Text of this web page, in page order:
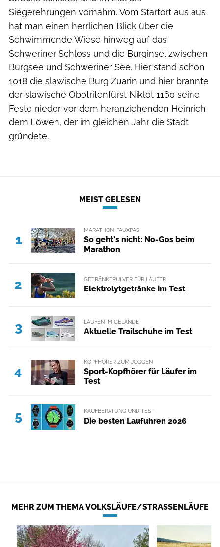
Siegerehrungen vornahm. Vom Startort aus aus
hat man einen herrlichen Blick über die
Schwimmende Wiese hinweg auf das
Schweriner Schloss und die Burginsel zwischen
Burgsee und Schweriner See. Hier stand schon
1018 die slawische Burg Zuarin und hier brannte
der slawische Obotritenfürst Niklot 1160 seine
Feste nieder vor dem heranziehenden Heinrich
dem Löwen, der im gleichen Jahr die Stadt
gründete.
MEIST GELESEN
1
MARATHON-FAUXPAS
So geht's nicht: No-Gos beim
Marathon
2 GETRÄNKEPULVER FÜR LÄUFER
Elektrolytgetränke im Test
3 LAUFEN IM GELÄNDE
Aktuelle Trailschuhe im Test
4
KOPFHÖRER ZUM JOGGEN
Sport-Kopfhörer für Läufer im
Test
5 KAUFBERATUNG UND TEST
Die besten Laufuhren 2026
MEHR ZUM THEMA VOLKSLÄUFE/STRASSENLÄUFE